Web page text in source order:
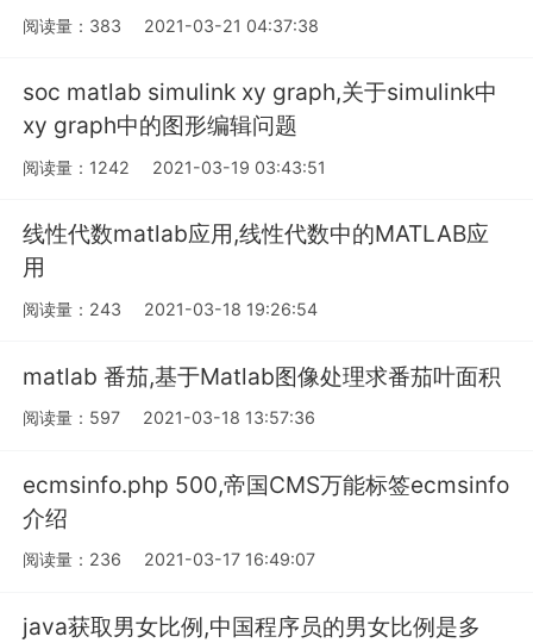
阅读量：383 2021-03-21 04:37:38
soc matlab simulink xy graph,关于simulink中
xy graph中的图形编辑问题
阅读量：1242 2021-03-19 03:43:51
线性代数matlab应用,线性代数中的MATLAB应
用
阅读量：243 2021-03-18 19:26:54
matlab 番茄,基于Matlab图像处理求番茄叶面积
阅读量：597 2021-03-18 13:57:36
ecmsinfo.php 500,帝国CMS万能标签ecmsinfo
介绍
阅读量：236 2021-03-17 16:49:07
java获取男女比例,中国程序员的男女比例是多